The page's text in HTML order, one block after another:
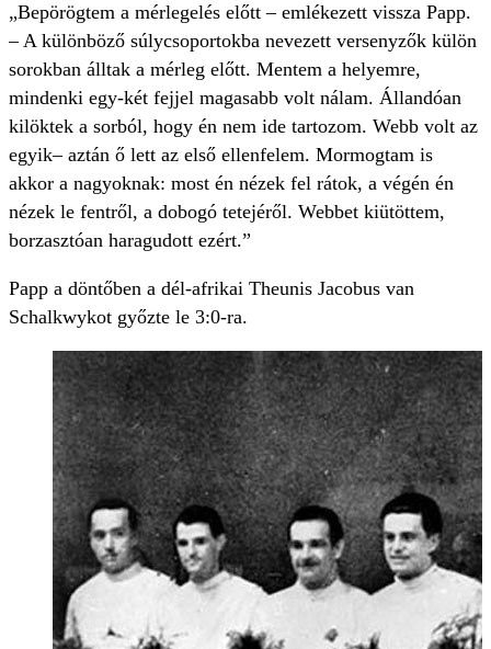
„Bepörögtem a mérlegelés előtt – emlékezett vissza Papp.
– A különböző súlycsoportokba nevezett versenyzők külön
sorokban álltak a mérleg előtt. Mentem a helyemre,
mindenki egy-két fejjel magasabb volt nálam. Állandóan
kilöktek a sorból, hogy én nem ide tartozom. Webb volt az
egyik– aztán ő lett az első ellenfelem. Mormogtam is
akkor a nagyoknak: most én nézek fel rátok, a végén én
nézek le fentről, a dobogó tetejéről. Webbet kiütöttem,
borzasztóan haragudott ezért.”
Papp a döntőben a dél-afrikai Theunis Jacobus van
Schalkwykot győzte le 3:0-ra.